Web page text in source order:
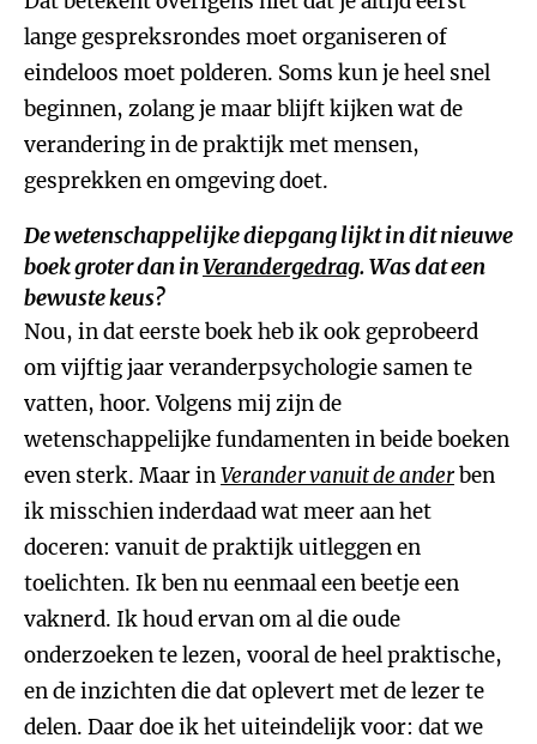
lange gespreksrondes moet organiseren of
eindeloos moet polderen. Soms kun je heel snel
beginnen, zolang je maar blijft kijken wat de
verandering in de praktijk met mensen,
gesprekken en omgeving doet.
De wetenschappelijke diepgang lijkt in dit nieuwe
boek groter dan inVerandergedrag. Was dat een
bewuste keus?
Nou, in dat eerste boek heb ik ook geprobeerd
om vijftig jaar veranderpsychologie samen te
vatten, hoor. Volgens mij zijn de
wetenschappelijke fundamenten in beide boeken
even sterk. Maar inVerander vanuit de anderben
ik misschien inderdaad wat meer aan het
doceren: vanuit de praktijk uitleggen en
toelichten. Ik ben nu eenmaal een beetje een
vaknerd. Ik houd ervan om al die oude
onderzoeken te lezen, vooral de heel praktische,
en de inzichten die dat oplevert met de lezer te
delen. Daar doe ik het uiteindelijk voor: dat we